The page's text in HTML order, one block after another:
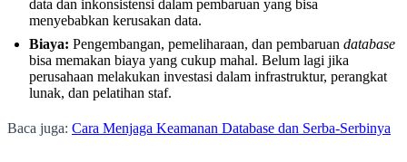
data dan inkonsistensi dalam pembaruan yang bisa
menyebabkan kerusakan data.
Biaya: Pengembangan, pemeliharaan, dan pembaruan database
bisa memakan biaya yang cukup mahal. Belum lagi jika
perusahaan melakukan investasi dalam infrastruktur, perangkat
lunak, dan pelatihan staf.
Baca juga: Cara Menjaga Keamanan Database dan Serba-Serbinya